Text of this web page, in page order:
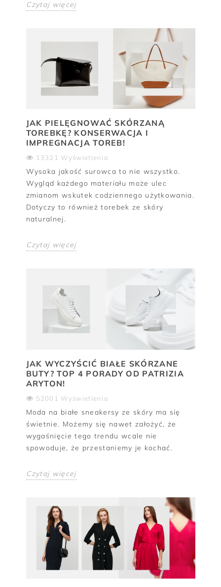
Czytaj więcej
JAK PIELĘGNOWAĆ SKÓRZANĄ
TOREBKĘ? KONSERWACJA I
IMPREGNACJA TOREB!
13321 Wyświetlenia
Wysoka jakość surowca to nie wszystko.
Wygląd każdego materiału może ulec
zmianom wskutek codziennego użytkowania.
Dotyczy to również torebek ze skóry
naturalnej.
Czytaj więcej
JAK WYCZYŚCIĆ BIAŁE SKÓRZANE
BUTY? TOP 4 PORADY OD PATRIZIA
ARYTON!
52001 Wyświetlenia
Moda na białe sneakersy ze skóry ma się
świetnie. Możemy się nawet założyć, że
wygaśnięcie tego trendu wcale nie
spowoduje, że przestaniemy je kochać.
Czytaj więcej